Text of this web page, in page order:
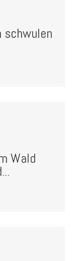
schwulen
Wald